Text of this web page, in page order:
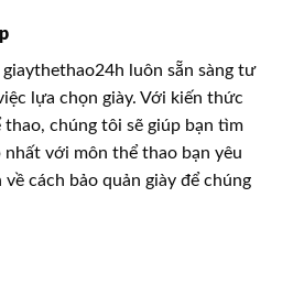
luôn sẵn sàng tư
lựa chọn giày. Với kiến thức
thao, chúng tôi sẽ giúp bạn tìm
với môn thể thao bạn yêu
cách bảo quản giày để chúng